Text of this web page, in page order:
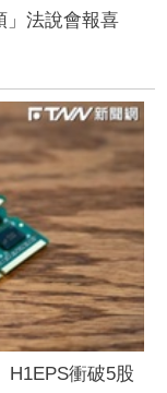
」法說會報喜
H1EPS衝破5股